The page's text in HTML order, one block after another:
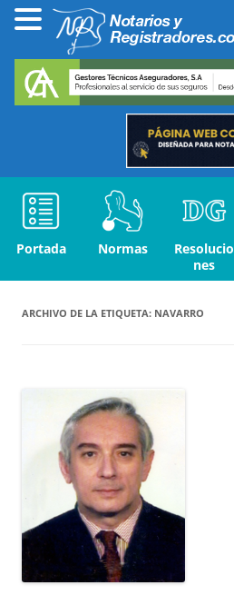
Portada Normas
Resolucio
nes
ARCHIVO DE LA ETIQUETA: NAVARRO